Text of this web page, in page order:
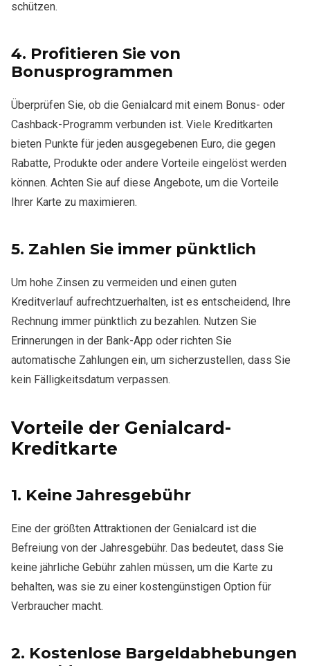
schützen.
4. Profitieren Sie von
Bonusprogrammen
Überprüfen Sie, ob die Genialcard mit einem Bonus- oder
Cashback-Programm verbunden ist. Viele Kreditkarten
bieten Punkte für jeden ausgegebenen Euro, die gegen
Rabatte, Produkte oder andere Vorteile eingelöst werden
können. Achten Sie auf diese Angebote, um die Vorteile
Ihrer Karte zu maximieren.
5. Zahlen Sie immer pünktlich
Um hohe Zinsen zu vermeiden und einen guten
Kreditverlauf aufrechtzuerhalten, ist es entscheidend, Ihre
Rechnung immer pünktlich zu bezahlen. Nutzen Sie
Erinnerungen in der Bank-App oder richten Sie
automatische Zahlungen ein, um sicherzustellen, dass Sie
kein Fälligkeitsdatum verpassen.
Vorteile der Genialcard-
Kreditkarte
1. Keine Jahresgebühr
Eine der größten Attraktionen der Genialcard ist die
Befreiung von der Jahresgebühr. Das bedeutet, dass Sie
keine jährliche Gebühr zahlen müssen, um die Karte zu
behalten, was sie zu einer kostengünstigen Option für
Verbraucher macht.
2. Kostenlose Bargeldabhebungen